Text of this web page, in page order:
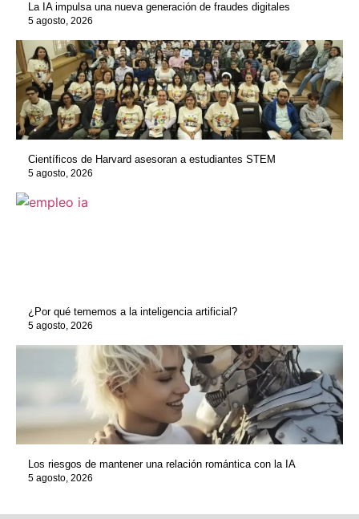
La IA impulsa una nueva generación de fraudes digitales
5 agosto, 2026
Científicos de Harvard asesoran a estudiantes STEM
5 agosto, 2026
¿Por qué tememos a la inteligencia artificial?
5 agosto, 2026
Los riesgos de mantener una relación romántica con la IA
5 agosto, 2026